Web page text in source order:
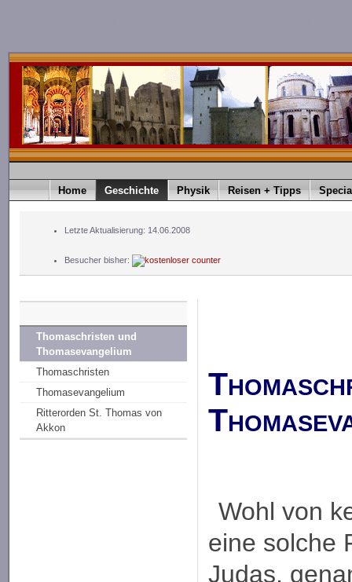
Home Geschichte Physik Reisen + Tipps
Letzte Aktualisierung: 14.06.2008
Besucher bisher:
Thomaschristen und
Thomasevangelium
Thomaschristen
Thomasevangelium
Ritterorden St. Thomas von
Akkon
Wohl von
eine solche
Judas,